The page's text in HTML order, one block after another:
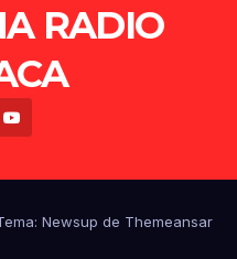
RADIO
Newsup de Themeansar